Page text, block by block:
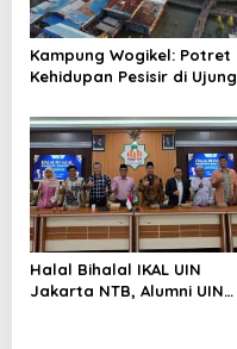
Kampung Wogikel: Potret
Kehidupan Pesisir di Ujung
Bertahan di Tengah
Keterbatasan
Halal Bihalal IKAL UIN
Jakarta NTB, Alumni UIN